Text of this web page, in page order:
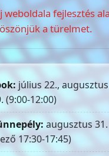
weboldala fejlesztés
a türelmet.
július 22.,
(9:00-12:00)
augusztus
17:30-17:45)